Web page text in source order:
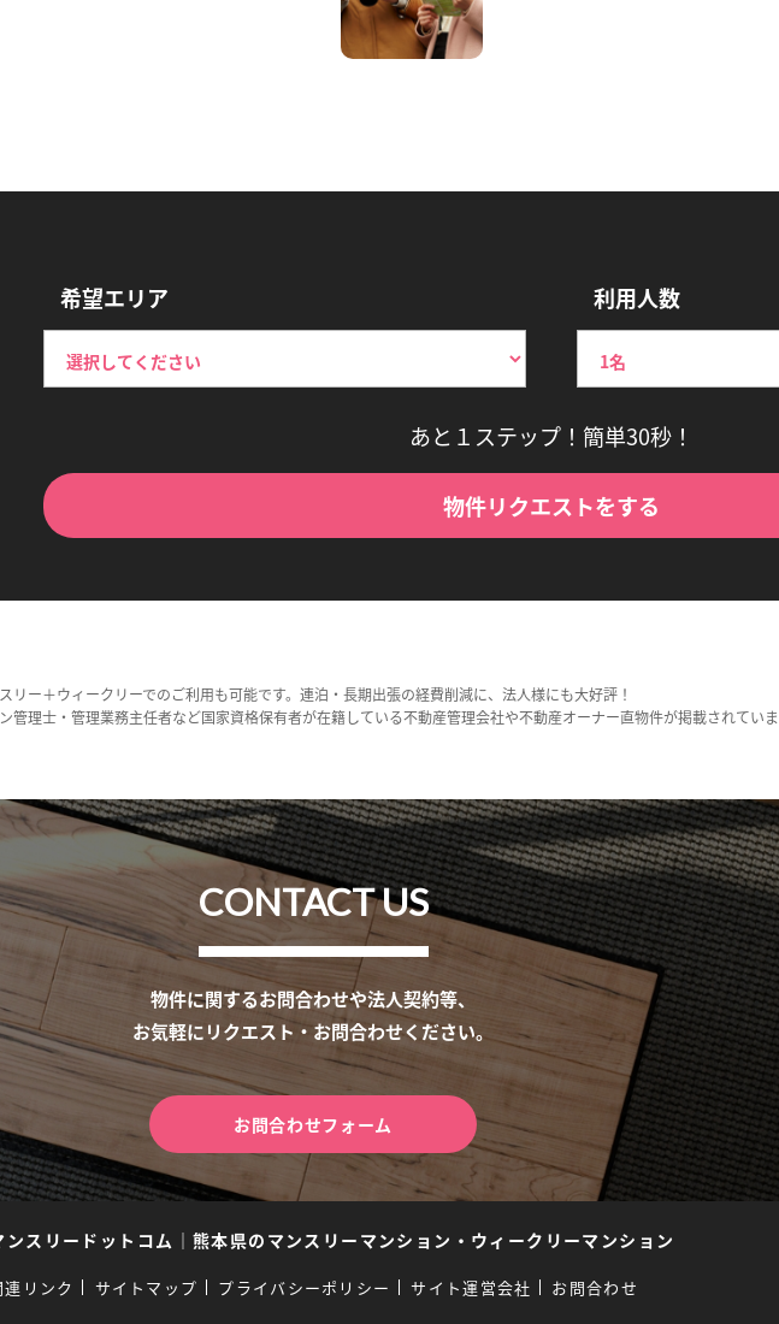
希望エリア 利用人数
あと１ステップ！簡単30秒！
物件リクエストをする
ー＋ウィークリーでのご利用も可能です。連泊・長期出張の経費削減に、法人様にも大好評！
理士・管理業務主任者など国家資格保有者が在籍している不動産管理会社や不動産オーナー直物件が掲載されてい
CONTACT US
物件に関するお問合わせや法人契約等、
お気軽にリクエスト・お問合わせください。
お問合わせフォーム
ンスリードットコム ｜ 熊本県のマンスリーマンション・ウィークリーマンション
連リンク サイトマップ プライバシーポリシー サイト運営会社 お問合わせ